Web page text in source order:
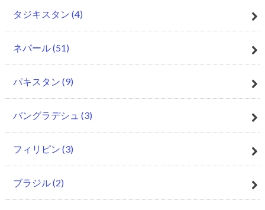
タジキスタン (4)
ネパール(51)
パキスタン (9)
バングラデシュ (3)
フィリピン (3)
ブラジル(2)